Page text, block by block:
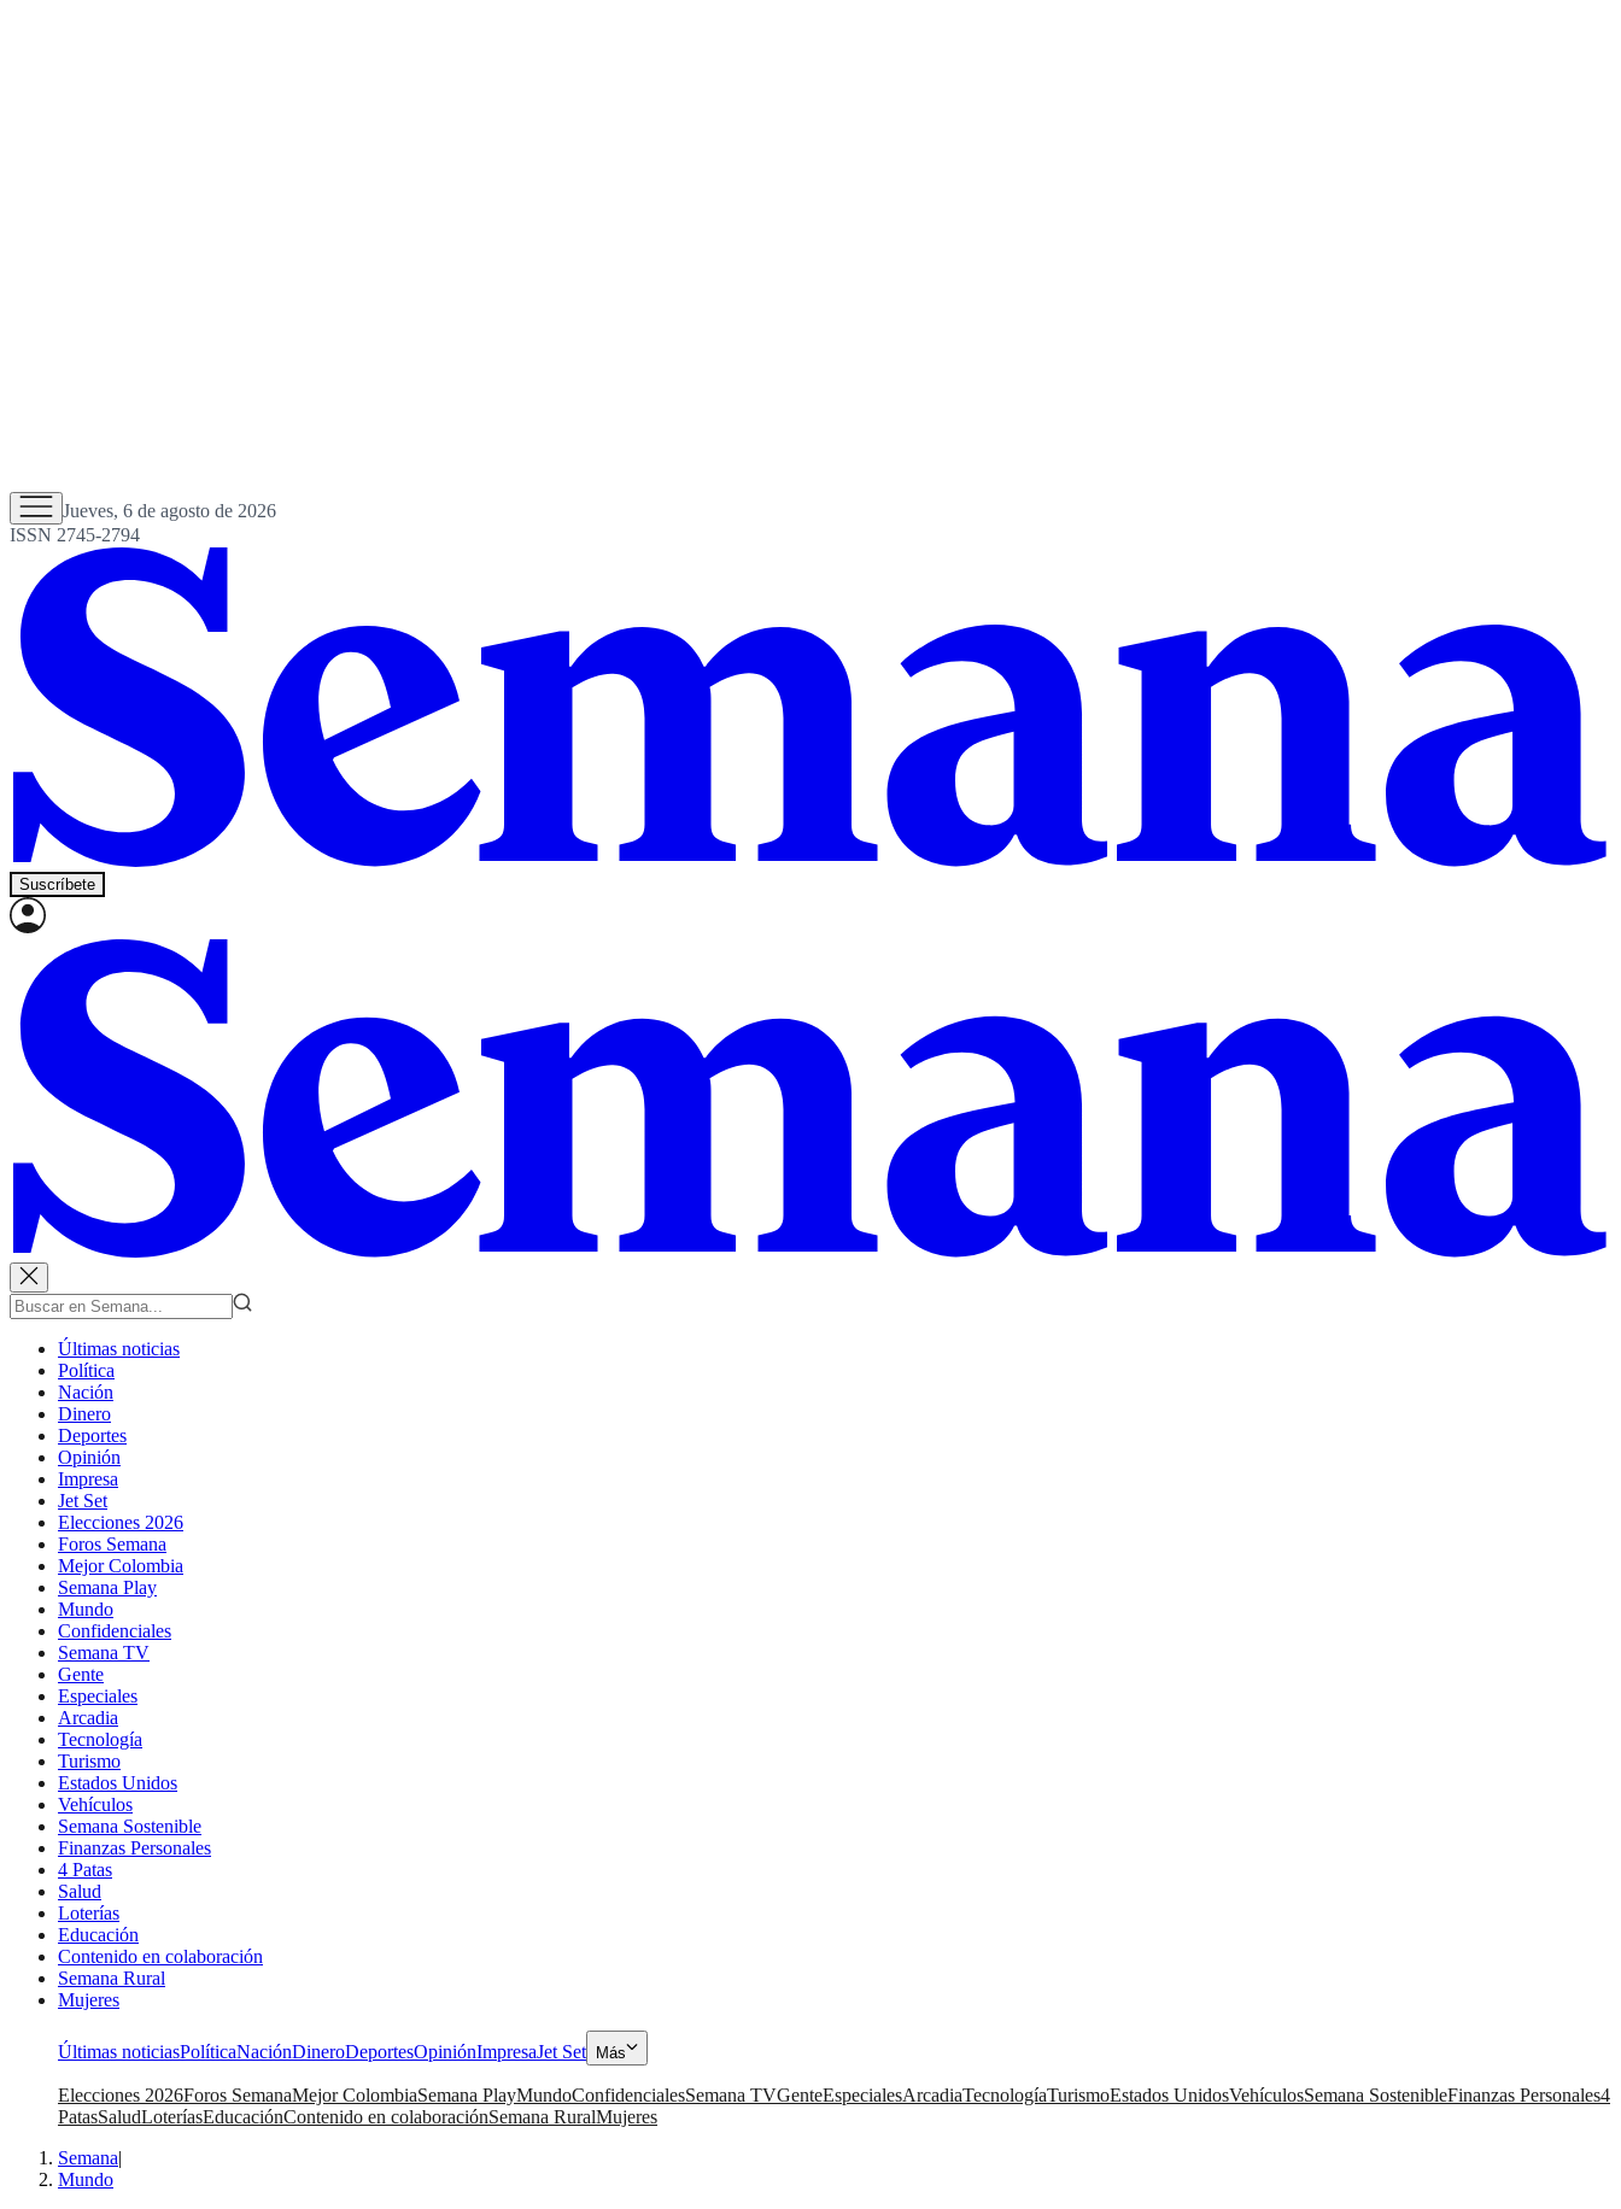
Jueves, 6 de agosto de 2026
ISSN 2745-2794
Suscríbete
Últimas noticias
Política
Nación
Dinero
Deportes
Opinión
Impresa
Jet Set
Elecciones 2026
Foros Semana
Mejor Colombia
Semana Play
Mundo
Confidenciales
Semana TV
Gente
Especiales
Arcadia
Tecnología
Turismo
Estados Unidos
Vehículos
Semana Sostenible
Finanzas Personales
4 Patas
Salud
Loterías
Educación
Contenido en colaboración
Semana Rural
Mujeres
Últimas noticiasPolíticaNaciónDineroDeportesOpiniónImpresaJet Set Más
Elecciones 2026Foros SemanaMejor ColombiaSemana PlayMundoConfidencialesSemana TVGenteEspecialesArcadiaTecnologíaTurismoEstados UnidosVehículosSemana SostenibleFinanzas Personales4
PatasSaludLoteríasEducaciónContenido en colaboraciónSemana RuralMujeres
Semana|
Mundo